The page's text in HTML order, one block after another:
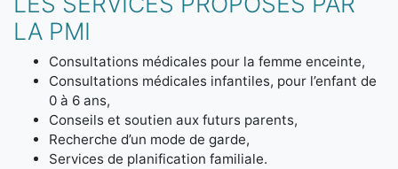
LA PMI
Consultations médicales pour la femme enceinte,
Consultations médicales infantiles, pour l’enfant de
0 à 6 ans,
Conseils et soutien aux futurs parents,
Recherche d’un mode de garde,
Services de planification familiale.